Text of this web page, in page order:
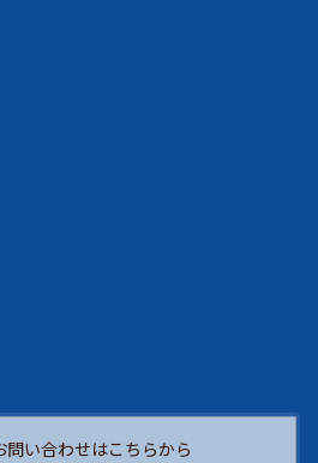
問い合わせはこちらから